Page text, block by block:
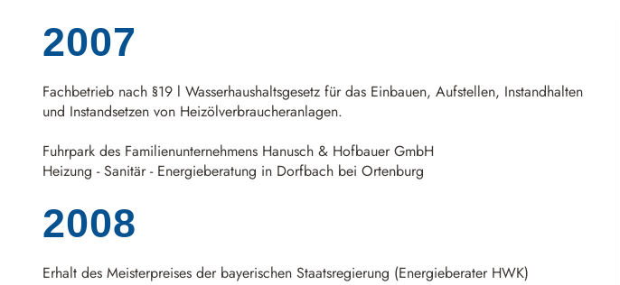
2007
Fachbetrieb nach §19 l Wasserhaushaltsgesetz für das Einbauen, Aufstellen, Instandhalten
und Instandsetzen von Heizölverbraucheranlagen.
Fuhrpark des Familienunternehmens Hanusch & Hofbauer GmbH
Heizung - Sanitär - Energieberatung in Dorfbach bei Ortenburg
2008
Erhalt des Meisterpreises der bayerischen Staatsregierung (Energieberater HWK)